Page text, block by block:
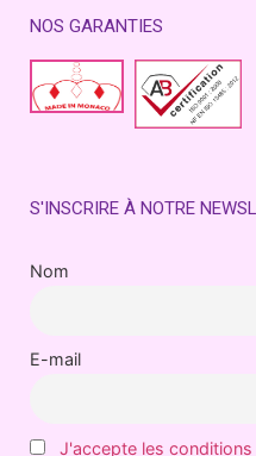
NOS GARANTIES
S'INSCRIRE À NOTRE
Nom
E-mail
J'accepte les conditions